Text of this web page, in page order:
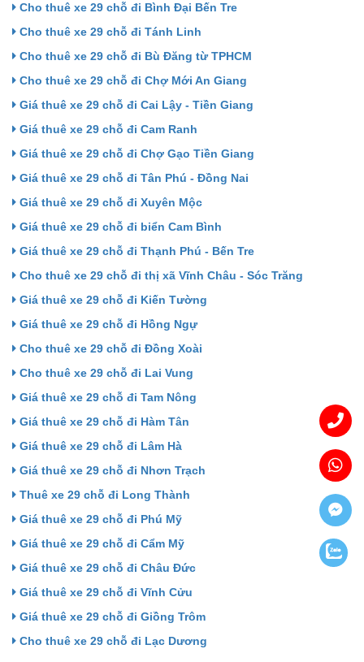
Cho thuê xe 29 chỗ đi Bình Đại Bến Tre
Cho thuê xe 29 chỗ đi Tánh Linh
Cho thuê xe 29 chỗ đi Bù Đăng từ TPHCM
Cho thuê xe 29 chỗ đi Chợ Mới An Giang
Giá thuê xe 29 chỗ đi Cai Lậy - Tiền Giang
Giá thuê xe 29 chỗ đi Cam Ranh
Giá thuê xe 29 chỗ đi Chợ Gạo Tiền Giang
Giá thuê xe 29 chỗ đi Tân Phú - Đồng Nai
Giá thuê xe 29 chỗ đi Xuyên Mộc
Giá thuê xe 29 chỗ đi biển Cam Bình
Giá thuê xe 29 chỗ đi Thạnh Phú - Bến Tre
Cho thuê xe 29 chỗ đi thị xã Vĩnh Châu - Sóc Trăng
Giá thuê xe 29 chỗ đi Kiến Tường
Giá thuê xe 29 chỗ đi Hồng Ngự
Cho thuê xe 29 chỗ đi Đồng Xoài
Cho thuê xe 29 chỗ đi Lai Vung
Giá thuê xe 29 chỗ đi Tam Nông
Giá thuê xe 29 chỗ đi Hàm Tân
Giá thuê xe 29 chỗ đi Lâm Hà
Giá thuê xe 29 chỗ đi Nhơn Trạch
Thuê xe 29 chỗ đi Long Thành
Giá thuê xe 29 chỗ đi Phú Mỹ
Giá thuê xe 29 chỗ đi Cẩm Mỹ
Giá thuê xe 29 chỗ đi Châu Đức
Giá thuê xe 29 chỗ đi Vĩnh Cửu
Giá thuê xe 29 chỗ đi Giồng Trôm
Cho thuê xe 29 chỗ đi Lạc Dương